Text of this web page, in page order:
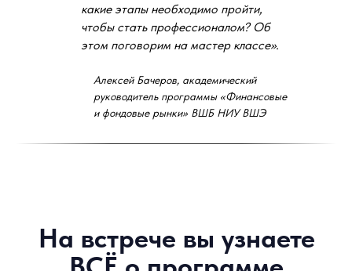
какие этапы необходимо пройти,
чтобы стать профессионалом? Об
этом поговорим на мастер классе».
Алексей Бачеров, академический
руководитель программы «Финансовые
и фондовые рынки» ВШБ НИУ ВШЭ
Каковы условия поступления и форма